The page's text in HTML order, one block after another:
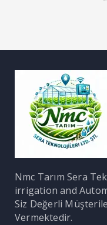
Nmc Tarım Sera
irrigation and
Siz Değerli
Vermektedir.